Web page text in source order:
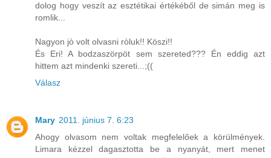
dolog hogy veszít az esztétikai értékéből de simán meg is
romlik...
Nagyon jò volt olvasni ròluk!! Köszi!!
És Eri! A bodzaszörpöt sem szereted??? Én eddig azt
hittem azt mindenki szereti...;((
Válasz
Mary 2011. június 7. 6:23
Ahogy olvasom nem voltak megfelelőek a körülmények.
Limara kézzel dagasztotta be a nyanyát, mert menet